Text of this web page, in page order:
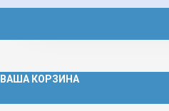
ВАША КОРЗИНА